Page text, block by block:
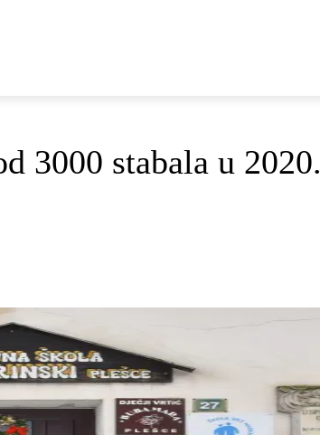
3000 stabala u 2020.